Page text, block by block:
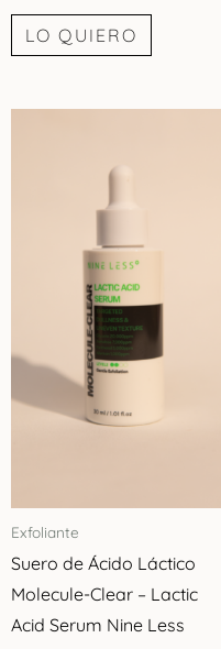
LO QUIERO
Exfoliante
Suero de Ácido Láctico
Molecule-Clear – Lactic
Acid Serum Nine Less